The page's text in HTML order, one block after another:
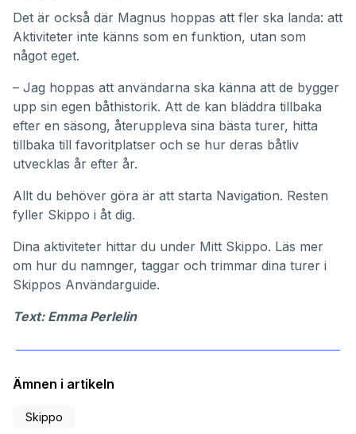
Det är också där Magnus hoppas att fler ska landa: att
Aktiviteter inte känns som en funktion, utan som
något eget.
– Jag hoppas att användarna ska känna att de bygger
upp sin egen båthistorik. Att de kan bläddra tillbaka
efter en säsong, återuppleva sina bästa turer, hitta
tillbaka till favoritplatser och se hur deras båtliv
utvecklas år efter år.
Allt du behöver göra är att starta Navigation. Resten
fyller Skippo i åt dig.
Dina aktiviteter hittar du under Mitt Skippo. Läs mer
om hur du namnger, taggar och trimmar dina turer i
Skippos Användarguide.
Text: Emma Perlelin
Ämnen i artikeln
Skippo